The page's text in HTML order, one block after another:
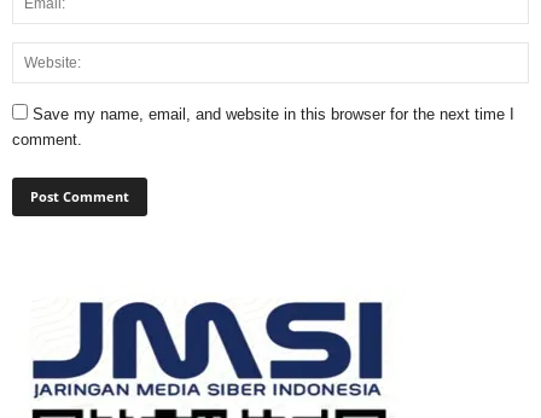
Save my name, email, and website in this browser for the next time I
comment.